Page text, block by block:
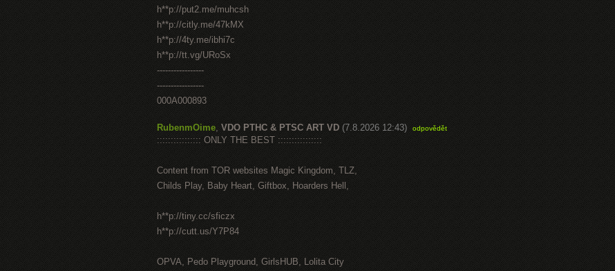
h**p://put2.me/muhcsh
h**p://citly.me/47kMX
h**p://4ty.me/ibhi7c
h**p://tt.vg/URoSx
-----------------
-----------------
000A000893
RubenmOime, VDO PTHC & PTSC ART VD (7.8.2026 12:43) odpovědět
:::::::::::::::: ONLY THE BEST ::::::::::::::::
Content from TOR websites Magic Kingdom, TLZ,
Childs Play, Baby Heart, Giftbox, Hoarders Hell,
h**p://tiny.cc/sficzx
h**p://cutt.us/Y7P84
OPVA, Pedo Playground, GirlsHUB, Lolita City